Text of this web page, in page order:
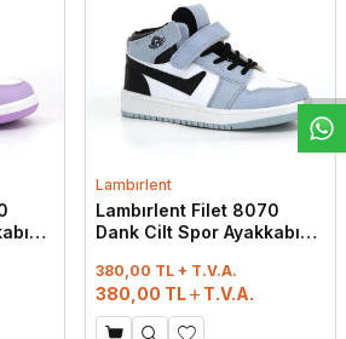
Lambırlent
Lambırlent Filet 8070
Dank Cilt Spor Ayakkabı
380,00 TL + T.V.A.
380,00 TL T.V.A.